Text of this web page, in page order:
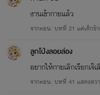
ถนนสีชมพู/ดินแดนม
งานเข้ากายแล้ว
จากตอน: บทที่ 21 แค่เด็กข้
ลูกโป่งลอยล่อง
อยากให้กายเลิกเรียกเจ๊เ
จากตอน: บทที่ 41 แสดงความเป็นเจ้าของ (NC18++